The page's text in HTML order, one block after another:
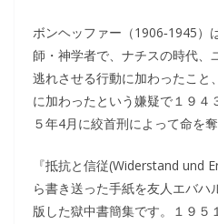
ボンヘッファー（1906‐1945）
師・神学者で、ナチスの時代、
逃れさせる行動に加わったこと
に加わったという嫌疑で１９４
５年4月に絞首刑によって命を奪
『抵抗と信従(Widerstand und
ら書き送った手紙を友人エバハ
版した獄中書簡集です。１９５